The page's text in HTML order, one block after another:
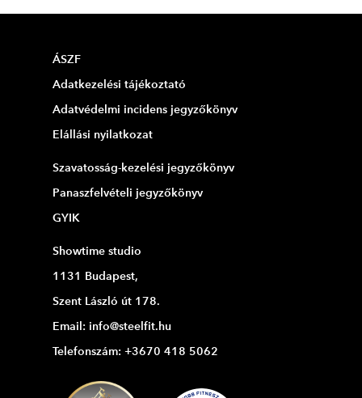
ÁSZF
Adatkezelési tájékoztató
Adatvédelmi incidens jegyzőkönyv
Elállási nyilatkozat
Szavatosság-kezelési jegyzőkönyv
Panaszfelvételi jegyzőkönyv
GYIK
Showtime studio
1131 Budapest,
Szent László út 178.
Email: info@steelfit.hu
Telefonszám: +3670 418 5062